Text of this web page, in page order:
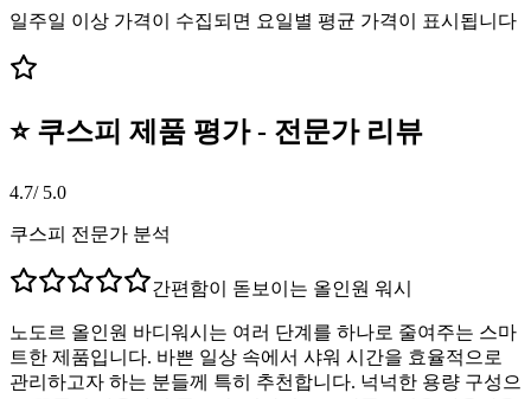
일주일 이상 가격이 수집되면 요일별 평균 가격이 표시됩니다
⭐ 쿠스피 제품 평가 - 전문가 리뷰
4.7/ 5.0
쿠스피 전문가 분석
간편함이 돋보이는 올인원 워시
노도르 올인원 바디워시는 여러 단계를 하나로 줄여주는 스마
트한 제품입니다. 바쁜 일상 속에서 샤워 시간을 효율적으로
관리하고자 하는 분들께 특히 추천합니다. 넉넉한 용량 구성으